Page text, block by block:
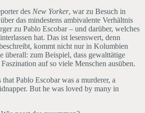
des New Yorker, war zu Besuch in
das mindestens ambivalente Verhältnis
zu Pablo Escobar – und darüber, welches
hat. Das ist lesenswert, denn
kommt nicht nur in Kolumbien
überall: zum Beispiel, dass gewalttätige
auf so viele Menschen ausüben.
Pablo Escobar was a murderer, a
But he was loved by many in